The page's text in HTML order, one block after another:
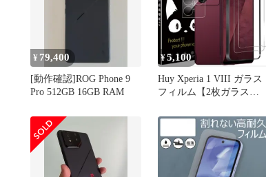
¥ 79,400
[動作確認]ROG Phone 9
Pro 512GB 16GB RAM
¥5,100
Huy Xperia 1 VIII ガラス
フィルム【2枚ガラスフ
指紋認証対応 指紋防止
スペリア1 VIII フィルム
高感度 高透過率 SO-51G
用の 保護フィルム